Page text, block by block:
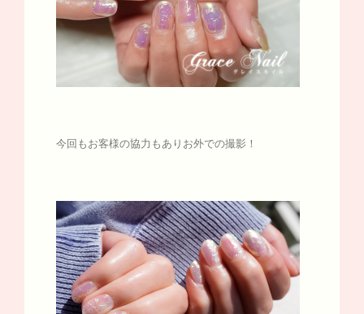
今回もお客様の協力もありお外での撮影！